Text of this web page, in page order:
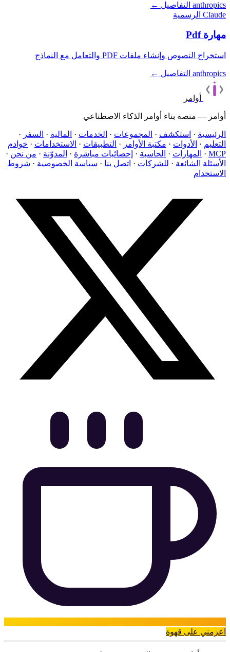
anthropics التفاصيل ←
Claude الرسمية
مهارة Pdf
استخراج النصوص وإنشاء ملفات PDF والتعامل مع النماذج
anthropics التفاصيل ←
أوامر
أوامر — منصة بناء أوامر الذكاء الاصطناعي
الرئيسية · استكشف · المجموعات · الخدمات · المالية · السفر ·
التعليم · الأدوات · مكتبة الأوامر · التطبيقات · الاستخدامات · خوادم
MCP
· المهارات · الحاسبة · إحصائيات مباشرة · المدوّنة · من نحن ·
الأسئلة الشائعة · للشركات · اتصل بنا · سياسة الخصوصية · شروط
الاستخدام
اعزمني على قهوة